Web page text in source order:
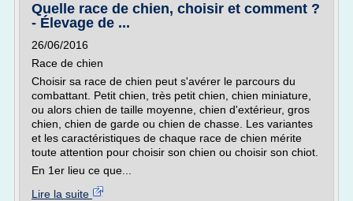
Quelle race de chien, choisir et comment ?
- Élevage de ...
26/06/2016
Race de chien
Choisir sa race de chien peut s'avérer le parcours du
combattant. Petit chien, très petit chien, chien miniature,
ou alors chien de taille moyenne, chien d'extérieur, gros
chien, chien de garde ou chien de chasse. Les variantes
et les caractéristiques de chaque race de chien mérite
toute attention pour choisir son chien ou choisir son chiot.
En 1er lieu ce que...
Lire la suite